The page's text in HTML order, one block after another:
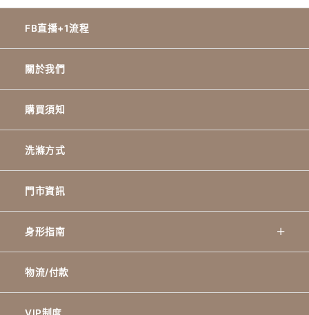
FB直播+1流程
關於我們
購買須知
洗滌方式
門市資訊
身形指南
物流/付款